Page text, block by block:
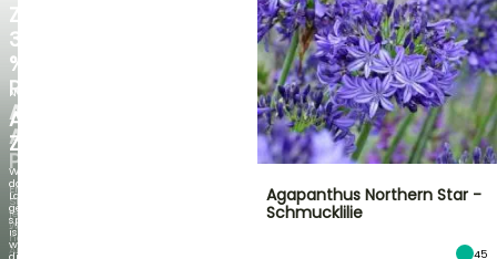
ZU
30
%
RABATT
AUF
AUSGEWÄHLTE
PFLANZEN!
Entdecken
Sie
jede
Woche
neue
Angebote
NEU
AGAPANTHUS
ZAMBEZI
Wenn
das
Laub
genauso
spektakulär
ist
wie
Agapanthus Northern Star -
Schmucklilie
45